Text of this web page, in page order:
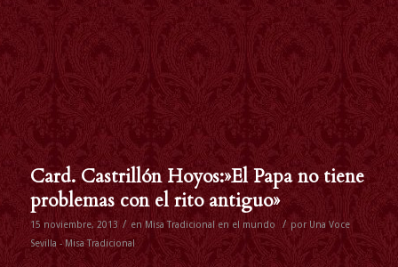
Card. Castrillón Hoyos:»El Papa no tiene
problemas con el rito antiguo»
15 noviembre, 2013 / en Misa Tradicional en el mundo / por Una Voce
Sevilla - Misa Tradicional